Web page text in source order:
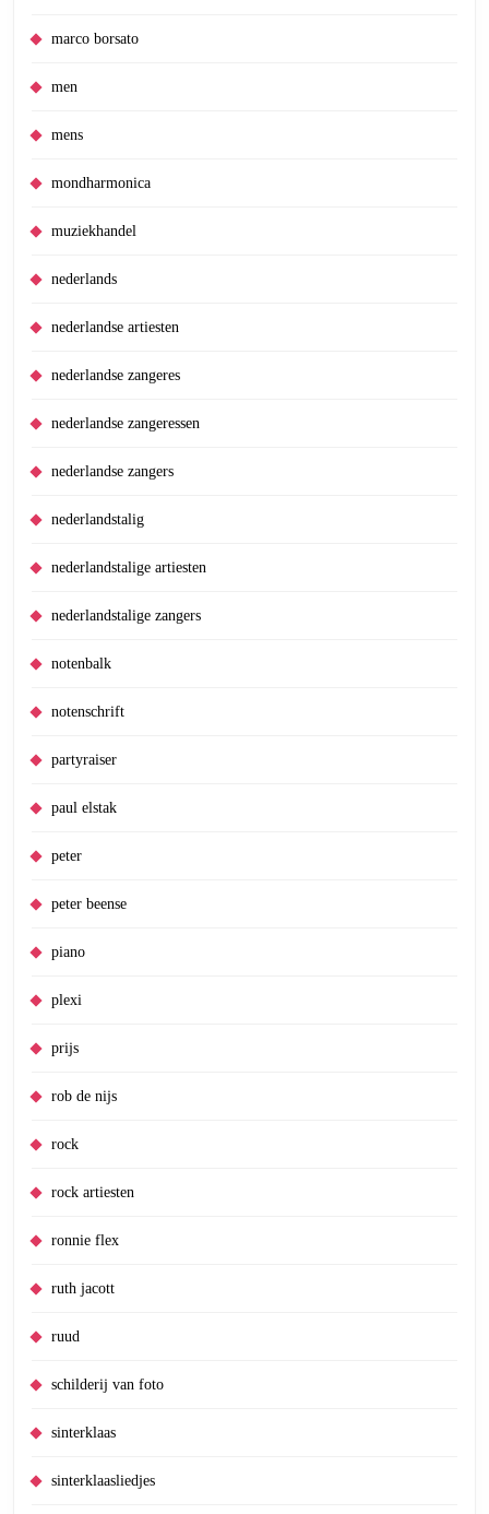
marco borsato
men
mens
mondharmonica
muziekhandel
nederlands
nederlandse artiesten
nederlandse zangeres
nederlandse zangeressen
nederlandse zangers
nederlandstalig
nederlandstalige artiesten
nederlandstalige zangers
notenbalk
notenschrift
partyraiser
paul elstak
peter
peter beense
piano
plexi
prijs
rob de nijs
rock
rock artiesten
ronnie flex
ruth jacott
ruud
schilderij van foto
sinterklaas
sinterklaasliedjes